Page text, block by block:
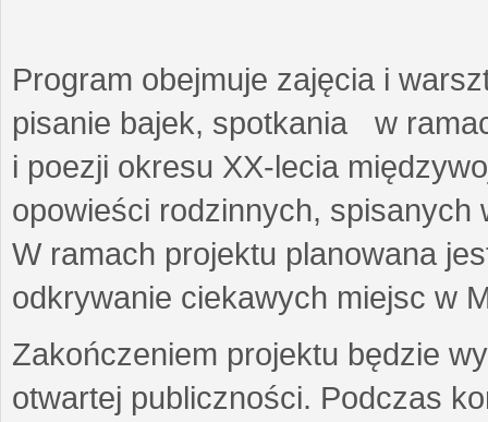
Program obejmuje zajęcia i
pisanie bajek, spotkania w
i poezji okresu XX-lecia
opowieści rodzinnych,
W ramach projektu planowana
odkrywanie ciekawych miejsc w
Zakończeniem projektu będzie
otwartej publiczności. Podczas